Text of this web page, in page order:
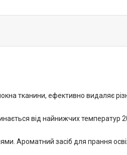
тканини, ефективно видаляє
від найнижчих температур
Ароматний засіб для прання